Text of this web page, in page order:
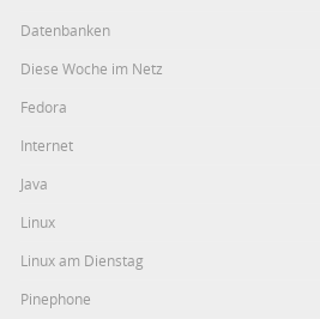
Datenbanken
Diese Woche im Netz
Fedora
Internet
Java
Linux
Linux am Dienstag
Pinephone